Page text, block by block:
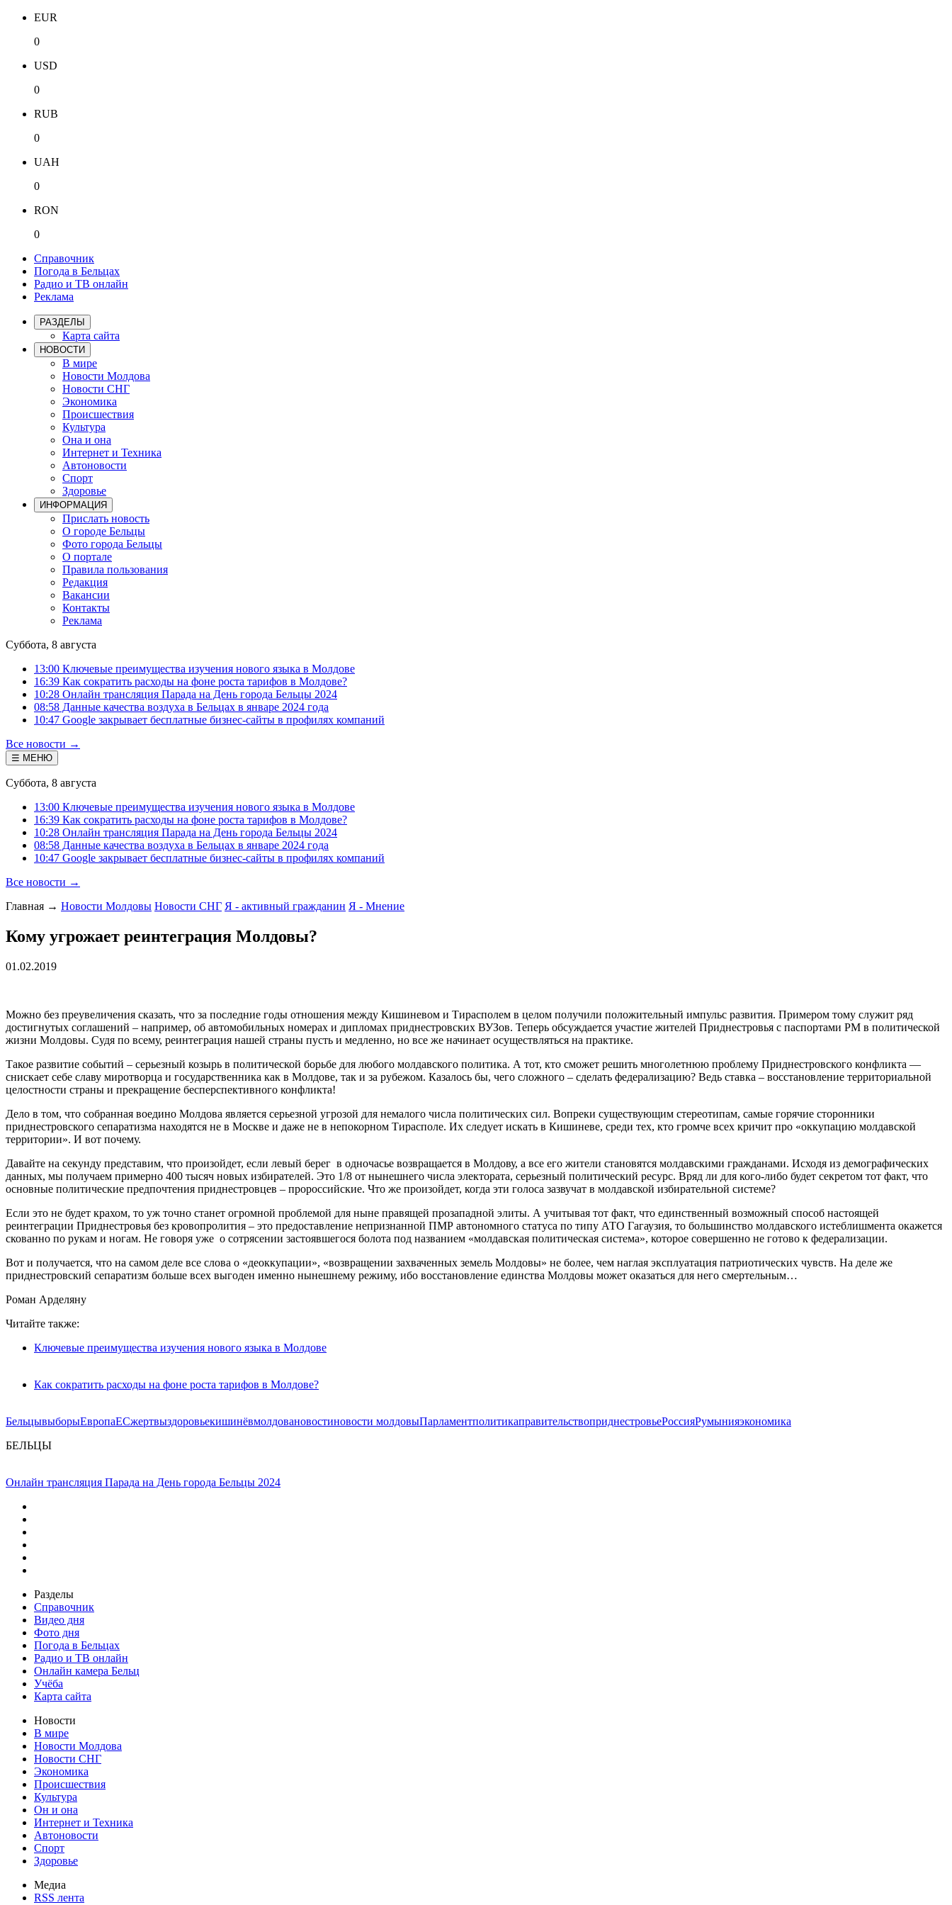
EUR
0
USD
0
RUB
0
UAH
0
RON
0
Справочник
Погода в Бельцах
Радио и ТВ онлайн
Реклама
РАЗДЕЛЫ
Карта сайта
НОВОСТИ
В мире
Новости Молдова
Новости СНГ
Экономика
Происшествия
Культура
Она и она
Интернет и Техника
Автоновости
Спорт
Здоровье
ИНФОРМАЦИЯ
Прислать новость
О городе Бельцы
Фото города Бельцы
О портале
Правила пользования
Редакция
Вакансии
Контакты
Реклама
Суббота, 8 августа
13:00 Ключевые преимущества изучения нового языка в Молдове
16:39 Как сократить расходы на фоне роста тарифов в Молдове?
10:28 Онлайн трансляция Парада на День города Бельцы 2024
08:58 Данные качества воздуха в Бельцах в январе 2024 года
10:47 Google закрывает бесплатные бизнес-сайты в профилях компаний
Все новости →
☰ МЕНЮ
Суббота, 8 августа
13:00 Ключевые преимущества изучения нового языка в Молдове
16:39 Как сократить расходы на фоне роста тарифов в Молдове?
10:28 Онлайн трансляция Парада на День города Бельцы 2024
08:58 Данные качества воздуха в Бельцах в январе 2024 года
10:47 Google закрывает бесплатные бизнес-сайты в профилях компаний
Все новости →
Главная → Новости Молдовы Новости СНГ Я - активный гражданин Я - Мнение
Кому угрожает реинтеграция Молдовы?
01.02.2019
Можно без преувеличения сказать, что за последние годы отношения между Кишиневом и Тирасполем в целом получили положительный импульс развития. Примером тому служит ряд
достигнутых соглашений – например, об автомобильных номерах и дипломах приднестровских ВУЗов. Теперь обсуждается участие жителей Приднестровья с паспортами РМ в политической
жизни Молдовы. Судя по всему, реинтеграция нашей страны пусть и медленно, но все же начинает осуществляться на практике.
Такое развитие событий – серьезный козырь в политической борьбе для любого молдавского политика. А тот, кто сможет решить многолетнюю проблему Приднестровского конфликта —
снискает себе славу миротворца и государственника как в Молдове, так и за рубежом. Казалось бы, чего сложного – сделать федерализацию? Ведь ставка – восстановление территориальной
целостности страны и прекращение бесперспективного конфликта!
Дело в том, что собранная воедино Молдова является серьезной угрозой для немалого числа политических сил. Вопреки существующим стереотипам, самые горячие сторонники
приднестровского сепаратизма находятся не в Москве и даже не в непокорном Тирасполе. Их следует искать в Кишиневе, среди тех, кто громче всех кричит про «оккупацию молдавской
территории». И вот почему.
Давайте на секунду представим, что произойдет, если левый берег в одночасье возвращается в Молдову, а все его жители становятся молдавскими гражданами. Исходя из демографических
данных, мы получаем примерно 400 тысяч новых избирателей. Это 1/8 от нынешнего числа электората, серьезный политический ресурс. Вряд ли для кого-либо будет секретом тот факт, что
основные политические предпочтения приднестровцев – пророссийские. Что же произойдет, когда эти голоса зазвучат в молдавской избирательной системе?
Если это не будет крахом, то уж точно станет огромной проблемой для ныне правящей прозападной элиты. А учитывая тот факт, что единственный возможный способ настоящей
реинтеграции Приднестровья без кровопролития – это предоставление непризнанной ПМР автономного статуса по типу АТО Гагаузия, то большинство молдавского истеблишмента окажется
скованно по рукам и ногам. Не говоря уже о сотрясении застоявшегося болота под названием «молдавская политическая система», которое совершенно не готово к федерализации.
Вот и получается, что на самом деле все слова о «деоккупации», «возвращении захваченных земель Молдовы» не более, чем наглая эксплуатация патриотических чувств. На деле же
приднестровский сепаратизм больше всех выгоден именно нынешнему режиму, ибо восстановление единства Молдовы может оказаться для него смертельным…
Роман Арделяну
Читайте также:
Ключевые преимущества изучения нового языка в Молдове
Как сократить расходы на фоне роста тарифов в Молдове?
БельцывыборыЕвропаЕСжертвыздоровьекишинёвмолдовановостиновости молдовыПарламентполитикаправительствоприднестровьеРоссияРумынияэкономика
БЕЛЬЦЫ
Онлайн трансляция Парада на День города Бельцы 2024
Разделы
Справочник
Видео дня
Фото дня
Погода в Бельцах
Радио и ТВ онлайн
Онлайн камера Бельц
Учёба
Карта сайта
Новости
В мире
Новости Молдова
Новости СНГ
Экономика
Происшествия
Культура
Он и она
Интернет и Техника
Автоновости
Спорт
Здоровье
Медиа
RSS лента